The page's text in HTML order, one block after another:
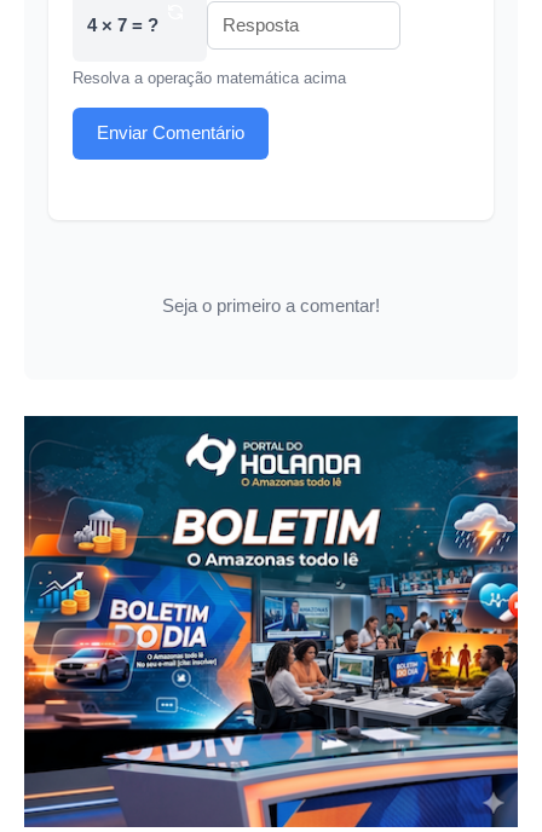
4 × 7 = ?
Resolva a operação matemática acima
Enviar Comentário
Seja o primeiro a comentar!